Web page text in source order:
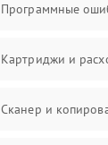
Программные
Картриджи и
Сканер и